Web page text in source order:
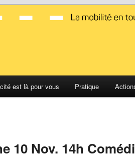
est là pour vous Pratique
10 Nov. 14h